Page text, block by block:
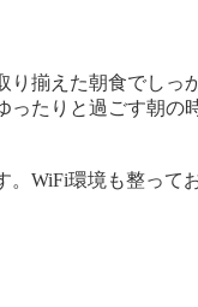
揃えた朝食でしっ
たりと過ごす朝の
WiFi環境も整って